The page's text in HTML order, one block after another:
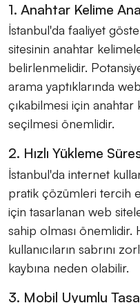
1. Anahtar Kelime
İstanbul'da faaliyet
sitesinin anahtar
belirlenmelidir.
arama yaptıklarında
çıkabilmesi için
seçilmesi önemlidir.
2. Hızlı Yükleme
İstanbul'da internet
pratik çözümleri tercih
için tasarlanan web
sahip olması önemlidir.
kullanıcıların sabrını
kaybına neden olabilir.
3. Mobil Uyumlu